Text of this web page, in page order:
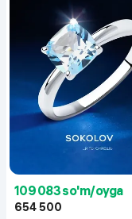
109 083 so'm/oyga
654 500